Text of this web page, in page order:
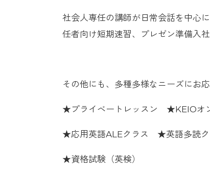
社会人専任の講師が日常会話を中心
任者向け短期速習、プレゼン準備入
その他にも、多種多様なニーズにお
★プライベートレッスン ★KEIOオ
★応用英語ALEクラス ★英語多読ク
★資格試験（英検）